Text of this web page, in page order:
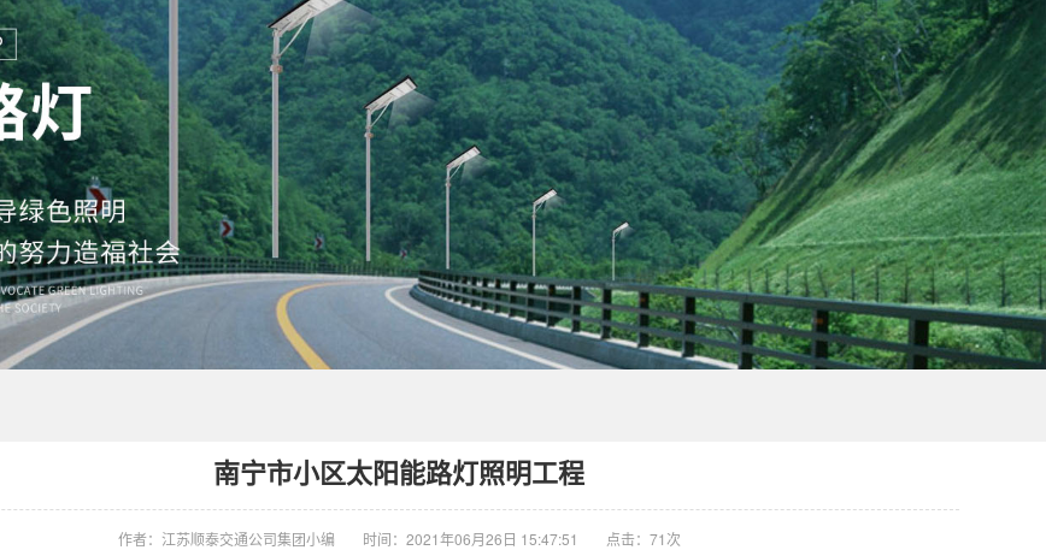
南宁市小区太阳能路灯照明工程
作者：江苏顺泰交通公司集团小编 时间：2021年06月26日 15:47:51 点击： 71次